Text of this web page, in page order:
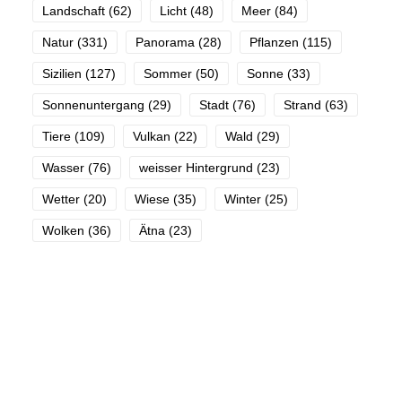
Landschaft (62) Licht (48) Meer (84)
Natur (331) Panorama (28) Pflanzen (115)
Sizilien (127) Sommer (50) Sonne (33)
Sonnenuntergang (29) Stadt (76) Strand (63)
Tiere (109) Vulkan (22) Wald (29)
Wasser (76) weisser Hintergrund (23)
Wetter (20) Wiese (35) Winter (25)
Wolken (36) Ätna (23)